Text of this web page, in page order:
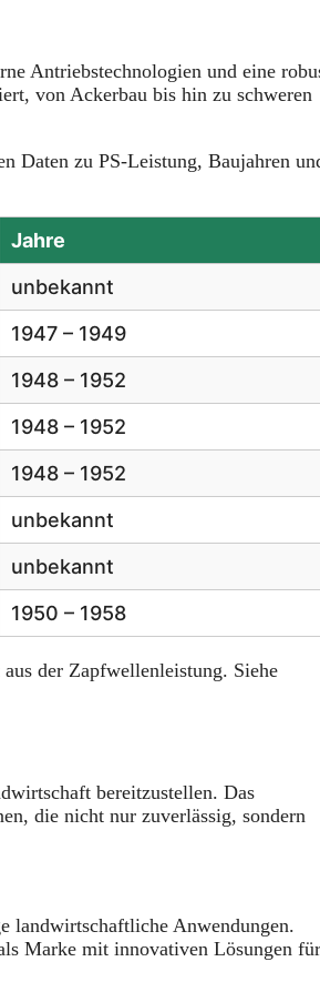
Antriebstechnologien und eine
von Ackerbau bis hin zu schweren
Daten zu PS-Leistung, Baujahren
Jahre
unbekannt
1947 – 1949
1948 – 1952
1948 – 1952
1948 – 1952
unbekannt
unbekannt
1950 – 1958
der Zapfwellenleistung. Siehe
bereitzustellen. Das
die nicht nur zuverlässig, sondern
landwirtschaftliche Anwendungen.
Marke mit innovativen Lösungen für